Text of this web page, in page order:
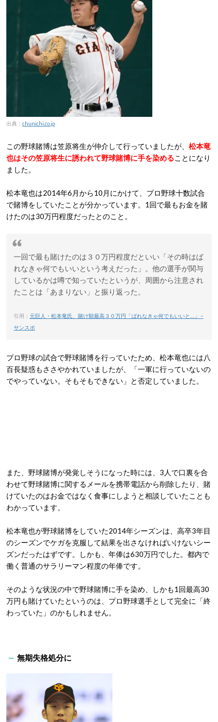
出典： chunichi.co.jp
この野球賭博は笠原将生が仲介して行っていましたが、 松本竜
也はその笠原将生に誘われて野球賭博に手を染めることになり
ました。
松本竜也は2014年6月から10月にかけて、プロ野球十数試合
で賭博をしていたことが分かっています。1回で最もお金を賭
けたのは30万円程度だったとのこと。
一回で最も賭けたのは３０万円程度だといい「その時はば
れなきゃ何でもいいという考えだった」。他の選手が関与
しているかは噂で知っていたというが、周囲から注意され
たことは「あまりない」と振り返った。
引用： 元巨人・松本竜氏、賭け額最高３０万円「ばれなきゃ何でもいいと…」 –
サンスポ
プロ野球の試合で野球賭博を行っていたため、松本竜也には八
百長疑惑もささやかれていましたが、「一軍に行っていないの
でやっていない。そもそもできない」と否定していました。
また、野球賭博が発覚しそうになった時には、3人で口裏を合
わせて野球賭博に関するメールを携帯電話から削除したり、賭
けていたのはお金ではなく食事にしようと相談していたことも
わかっています。
松本竜也が野球賭博をしていた2014年シーズンは、高卒3年目
のシーズンでケガを克服して結果を出さなければいけないシー
ズンだったはずです。しかも、年俸は630万円でした。都内で
働く普通のサラリーマン程度の年俸です。
そのような状況の中で野球賭博に手を染め、しかも1回最高30
万円も賭けていたというのは、プロ野球選手として完全に「終
わっていた」のかもしれません。
無期失格処分に